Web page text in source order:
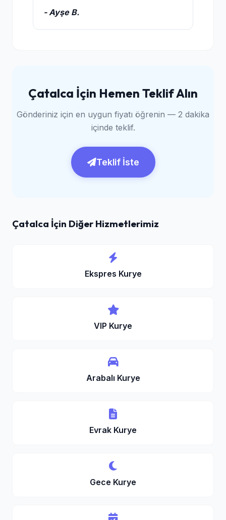
- Ayşe B.
Çatalca İçin Hemen Teklif Alın
Gönderiniz için en uygun fiyatı öğrenin — 2 dakika
içinde teklif.
Teklif İste
Çatalca İçin Diğer Hizmetlerimiz
Ekspres Kurye
VIP Kurye
Arabalı Kurye
Evrak Kurye
Gece Kurye